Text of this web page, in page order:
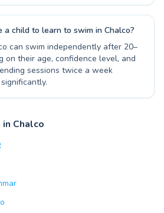
child to learn to swim in Chalco?
can swim independently after 20–
on their age, confidence level, and
sessions twice a week
Chalco